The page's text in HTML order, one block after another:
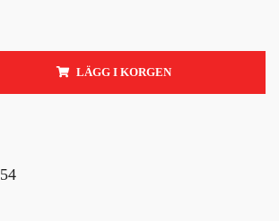
LÄGG I KORGEN
54